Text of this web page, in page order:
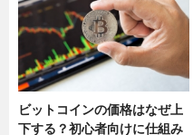
ビットコインの価格はなぜ上
下する？初心者向けに仕組み